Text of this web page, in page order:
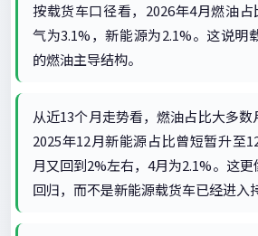
按载货车口径看，2026年4月燃油
气为3.1%，新能源为2.1%。这说明
的燃油主导结构。
从近13个月走势看，燃油占比大多数
2025年12月新能源占比曾短暂升至
月又回到2%左右，4月为2.1%。这
回归，而不是新能源载货车已经进入